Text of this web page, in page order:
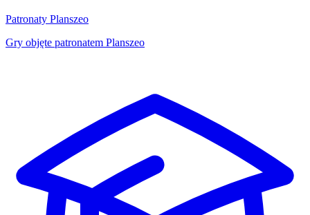
Patronaty Planszeo
Gry objęte patronatem Planszeo